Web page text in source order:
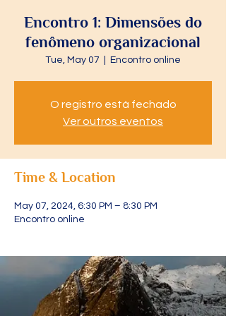
Encontro 1: Dimensões do
fenômeno organizacional
Tue, May 07 Encontro online
O registro está fechado
Ver outros eventos
Time & Location
May 07, 2024, 6:30 PM – 8:30 PM
Encontro online